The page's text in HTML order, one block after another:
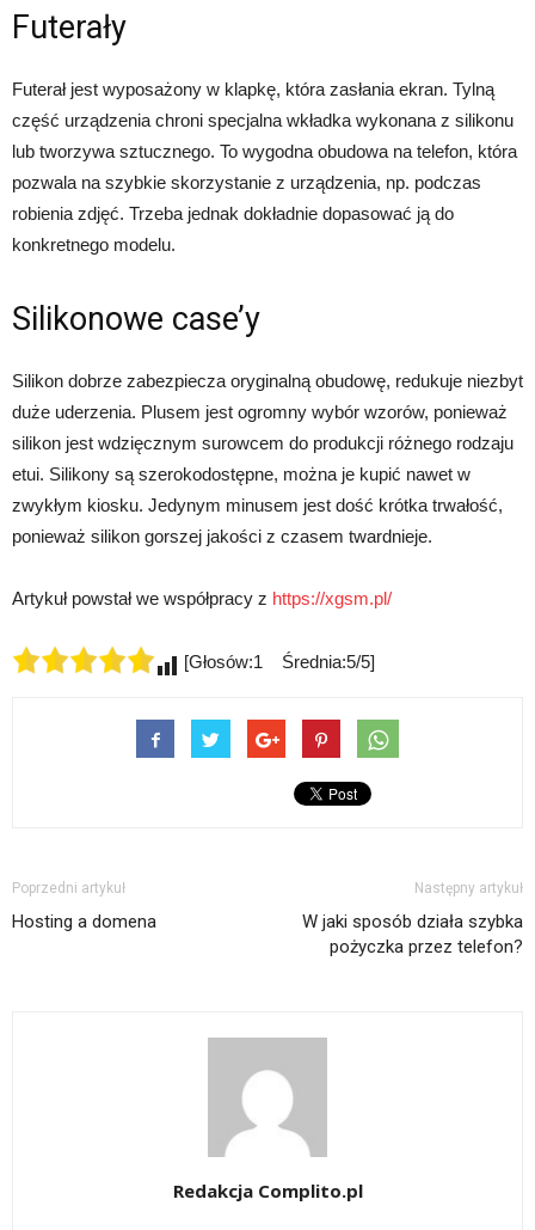
Futerały
Futerał jest wyposażony w klapkę, która zasłania ekran. Tylną
część urządzenia chroni specjalna wkładka wykonana z silikonu
lub tworzywa sztucznego. To wygodna obudowa na telefon, która
pozwala na szybkie skorzystanie z urządzenia, np. podczas
robienia zdjęć. Trzeba jednak dokładnie dopasować ją do
konkretnego modelu.
Silikonowe case’y
Silikon dobrze zabezpiecza oryginalną obudowę, redukuje niezbyt
duże uderzenia. Plusem jest ogromny wybór wzorów, ponieważ
silikon jest wdzięcznym surowcem do produkcji różnego rodzaju
etui. Silikony są szerokodostępne, można je kupić nawet w
zwykłym kiosku. Jedynym minusem jest dość krótka trwałość,
ponieważ silikon gorszej jakości z czasem twardnieje.
Artykuł powstał we współpracy z https://xgsm.pl/
[Głosów:1 Średnia:5/5]
Poprzedni artykuł
Hosting a domena
Następny artykuł
W jaki sposób działa szybka
pożyczka przez telefon?
Redakcja Complito.pl